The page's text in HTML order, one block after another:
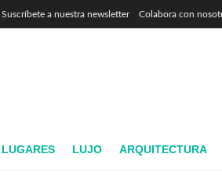
Suscríbete a nuestra newsletter Colabora con
LUGARES LUJO ARQUITECTURA